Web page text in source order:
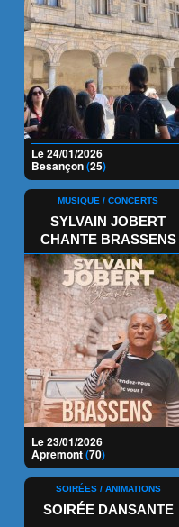
Le 24/01/2026
Besançon(25)
MUSIQUE / CONCERTS
SYLVAIN JOBERT
CHANTE BRASSENS
Le 23/01/2026
Apremont(70)
SOIRÉES / ANIMATIONS
SOIRÉE DANSANTE